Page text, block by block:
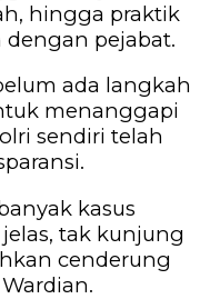
hingga praktik
pejabat.
ada langkah
menanggapi
sendiri telah
kasus
tak kunjung
cenderung